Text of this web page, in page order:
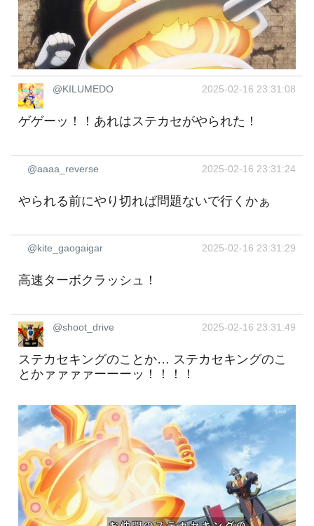
@KILUMEDO 2025-02-16 23:31:08
ゲゲーッ！！あれはステカセがやられた！
@aaaa_reverse 2025-02-16 23:31:24
やられる前にやり切れば問題ないで行くかぁ
@kite_gaogaigar 2025-02-16 23:31:29
高速ターボクラッシュ！
@shoot_drive 2025-02-16 23:31:49
ステカセキングのことか… ステカセキングのこ
とかァァァァーーーッ！！！！